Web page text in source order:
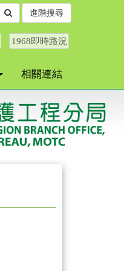
進階搜尋
1968即時路況
相關連結